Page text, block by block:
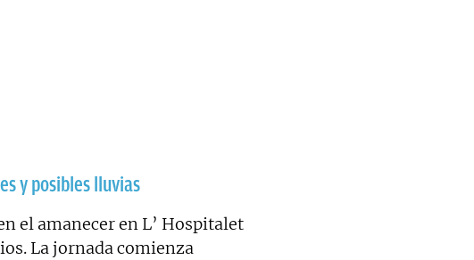
y posibles lluvias
el amanecer en L’ Hospitalet
La jornada comienza